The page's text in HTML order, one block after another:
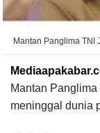
Mantan Panglima TNI
Mantan
meninggal dunia